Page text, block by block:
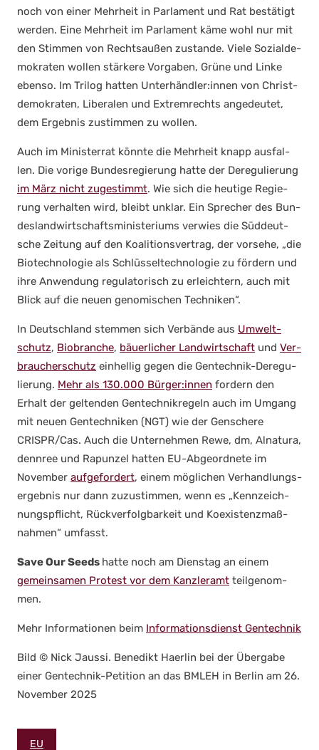
noch von einer Mehr­heit in Par­la­ment und Rat bestä­tigt
wer­den. Eine Mehr­heit im Par­la­ment käme wohl nur mit
den Stim­men von Rechts­au­ßen zustan­de. Vie­le Sozi­al­de­
mo­kra­ten wol­len stär­ke­re Vor­ga­ben, Grü­ne und Lin­ke
eben­so. Im Tri­log hat­ten Unterhändler:innen von Christ­
de­mo­kra­ten, Libe­ra­len und Extrem­rechts ange­deu­tet,
dem Ergeb­nis zustim­men zu wol­len.
Auch im Minis­ter­rat könn­te die Mehr­heit knapp aus­fal­
len. Die vori­ge Bun­des­re­gie­rung hat­te der Dere­gu­lie­rung
im März nicht zuge­stimmt. Wie sich die heu­ti­ge Regie­
rung ver­hal­ten wird, bleibt unklar. Ein Spre­cher des Bun­
des­land­wirt­schafts­mi­nis­te­ri­ums ver­wies die Süd­deut­
sche Zei­tung auf den Koali­ti­ons­ver­trag, der vor­se­he, „die
Bio­tech­no­lo­gie als Schlüs­sel­tech­no­lo­gie zu för­dern und
ihre Anwen­dung regu­la­to­risch zu erleich­tern, auch mit
Blick auf die neu­en geno­mi­schen Tech­ni­ken“.
In Deutsch­land stem­men sich Ver­bän­de aus Umwelt­
schutz, Bio­bran­che, bäu­er­li­cher Land­wirt­schaft und Ver­
brau­cher­schutz ein­hel­lig gegen die Gen­tech­nik-Dere­gu­
lie­rung. Mehr als 130.000 Bürger:innen for­dern den
Erhalt der gel­ten­den Gen­tech­nik­re­geln auch im Umgang
mit neu­en Gen­tech­ni­ken (NGT) wie der Gen­sche­re
CRISPR/Cas. Auch die Unter­neh­men Rewe, dm, Alna­tu­ra,
denn­ree und Rapun­zel hat­ten EU-Abge­ord­ne­te im
Novem­ber auf­ge­for­dert, einem mög­li­chen Ver­hand­lungs­
er­geb­nis nur dann zuzu­stim­men, wenn es „Kenn­zeich­
nungs­pflicht, Rück­ver­folg­bar­keit und Koexis­tenz­maß­
nah­men“ umfasst.
Save Our Seeds hat­te noch am Diens­tag an einem
gemein­sa­men Pro­test vor dem Kanz­ler­amt teil­ge­nom­
men.
Mehr Infor­ma­tio­nen beim Infor­ma­ti­ons­dienst Gen­tech­nik
Bild © Nick Jaus­si. Bene­dikt Haer­lin bei der Über­ga­be
einer Gen­tech­nik-Peti­ti­on an das BMLEH in Ber­lin am 26.
Novem­ber 2025
EU